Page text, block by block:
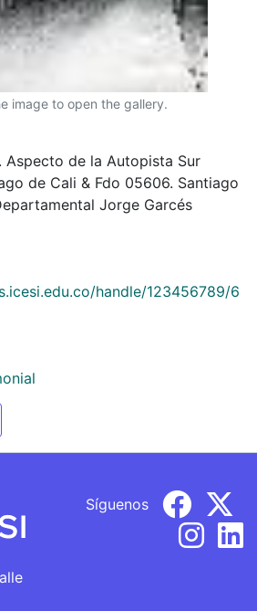
image to open the gallery.
Aspecto de la Autopista Sur
de Cali & Fdo 05606. Santiago
Jorge Garcés
handle/123456789/6
Síguenos